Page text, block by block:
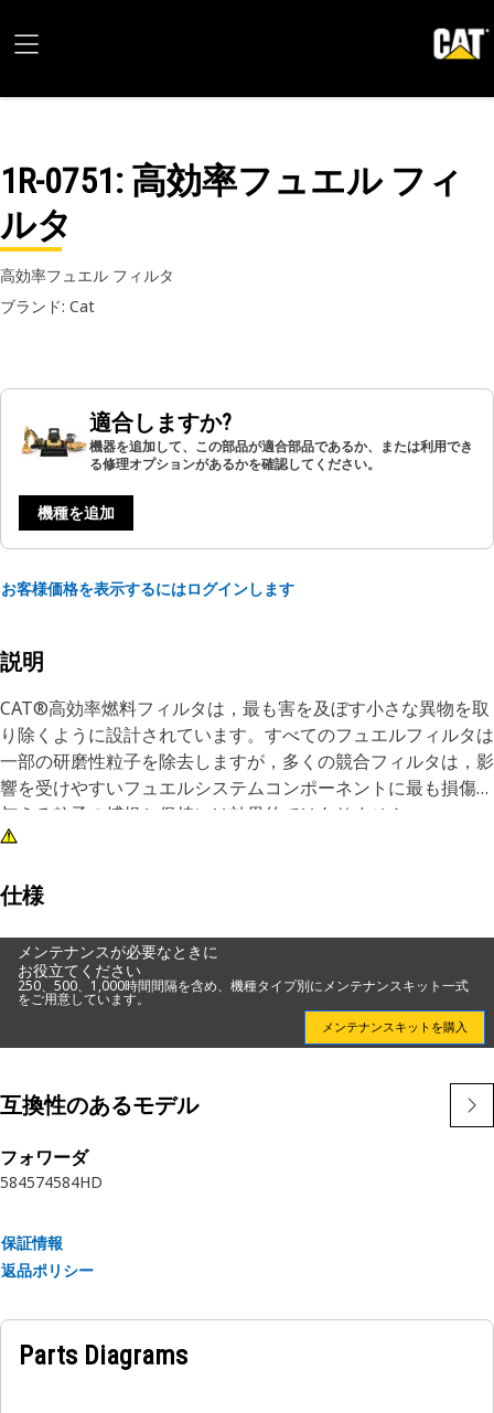
1R-0751: 高効率フュエル フィ
ルタ
高効率フュエル フィルタ
ブランド: Cat
適合しますか?
機器を追加して、この部品が適合部品であるか、または利用でき
る修理オプションがあるかを確認してください。
機種を追加
お客様価格を表示するにはログインします
説明
CAT®高効率燃料フィルタは，最も害を及ぼす小さな異物を取
り除くように設計されています。すべてのフュエルフィルタは
一部の研磨性粒子を除去しますが，多くの競合フィルタは，影
響を受けやすいフュエルシステムコンポーネントに最も損傷を
与える粒子の捕捉と保持には効果的ではありません。
Caterpillar社の試験では，CAT燃料フィルタが優れた保護性能
CAT純正部品を使用することで優れた性能を発揮します。当社
ントを保護し，寿命の延長と再販価値の向上につながります。
保護を強化するために，標準効率エレメントの代わりに高度な
効率燃料フィルタを使用することができます。
CAT燃料フィルタは，丈夫なワンピース缶構造と，金属よりも
清浄で丈夫な非金属のセンタ チューブで構成されており，清
浄度を最大限に高め，漏れの可能性を最小限に抑えます。
CAT機械専用に設計された当社のフィルタは，お客様の燃料系
統を保護し，収益を保護します。
属性：
•独特なフィルター媒体は卓越した保護を提供します
•スパイラルロービングは，プリーツの安定性を高め，最大の
汚れ保持能力を提供します
•ナイロンセンターチューブは金属汚染を防ぎます
仕様
メンテナンスが必要なときに
お役立てください
250、500、1,000時間間隔を含め、機種タイプ別にメンテナンスキット一式
をご用意しています。
メンテナンスキットを購入
互換性のあるモデル
フォワーダ
584574584HD
保証情報
返品ポリシー
Parts Diagrams